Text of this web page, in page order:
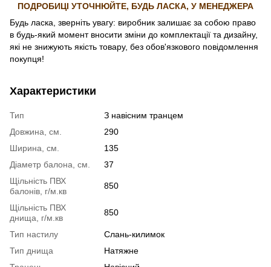
ПОДРОБИЦІ УТОЧНЮЙТЕ, БУДЬ ЛАСКА, У МЕНЕДЖЕРА
Будь ласка, зверніть увагу: виробник залишає за собою право
в будь-який момент вносити зміни до комплектації та дизайну,
які не знижують якість товару, без обов'язкового повідомлення
покупця!
Характеристики
Тип
З навісним транцем
Довжина, см.
290
Ширина, см.
135
Діаметр балона, см.
37
Щільність ПВХ
балонів, г/м.кв
850
Щільність ПВХ
днища, г/м.кв
850
Тип настилу
Слань-килимок
Тип днища
Натяжне